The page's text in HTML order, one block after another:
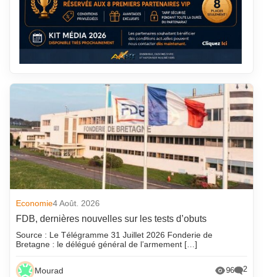
Economie4 Août. 2026
FDB, dernières nouvelles sur les tests d’obuts
Source : Le Télégramme 31 Juillet 2026 Fonderie de
Bretagne : le délégué général de l’armement […]
Mourad 96 2